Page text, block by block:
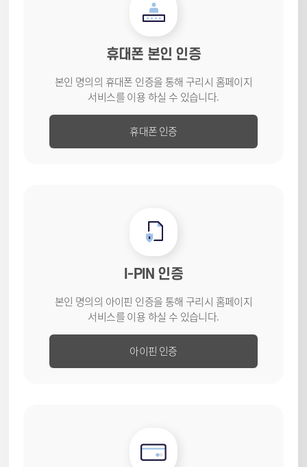
휴대폰 본인 인증
본인 명의의 휴대폰 인증을 통해 구리시 홈페이지
서비스를이용 하실 수 있습니다.
휴대폰 인증
I-PIN 인증
본인 명의의 아이핀 인증을 통해 구리시 홈페이지
서비스를이용 하실 수 있습니다.
아이핀 인증